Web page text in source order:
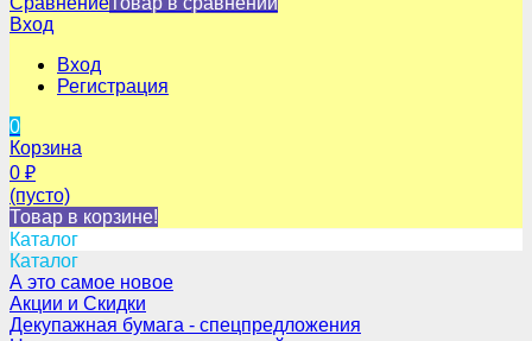
Вход
Вход
Регистрация
0
Корзина
0 ₽
(пусто)
Товар в корзине!
Каталог
Каталог
А это самое новое
Акции и Скидки
Декупажная бумага - спецпредложения